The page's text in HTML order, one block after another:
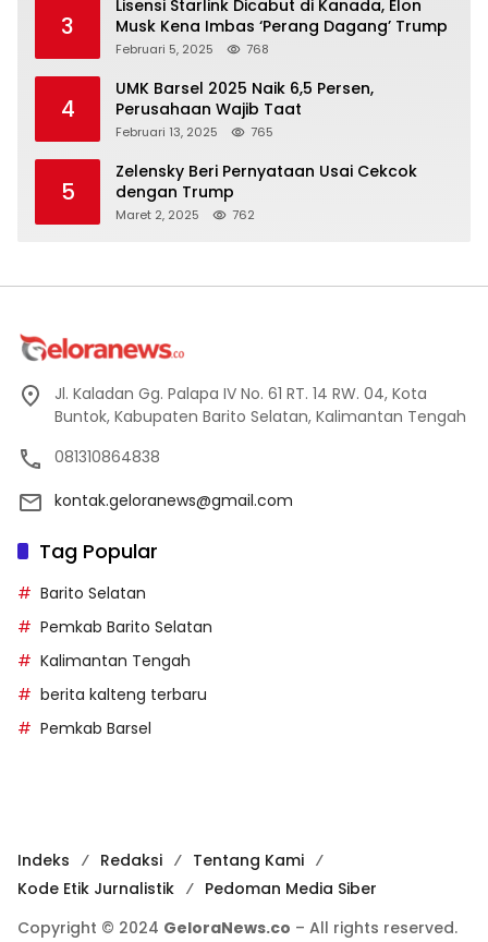
3
Lisensi Starlink Dicabut di Kanada, Elon
Musk Kena Imbas ‘Perang Dagang’ Trump
Februari 5, 2025 768
4
UMK Barsel 2025 Naik 6,5 Persen,
Perusahaan Wajib Taat
Februari 13, 2025 765
5
Zelensky Beri Pernyataan Usai Cekcok
dengan Trump
Maret 2, 2025 762
Jl. Kaladan Gg. Palapa IV No. 61 RT. 14 RW. 04, Kota
Buntok, Kabupaten Barito Selatan, Kalimantan Tengah
081310864838
kontak.geloranews@gmail.com
Tag Popular
Barito Selatan
Pemkab Barito Selatan
Kalimantan Tengah
berita kalteng terbaru
Pemkab Barsel
Indeks Redaksi
Tentang Kami
Kode Etik Jurnalistik
Pedoman Media Siber
Copyright © 2024 GeloraNews.co – All rights reserved.